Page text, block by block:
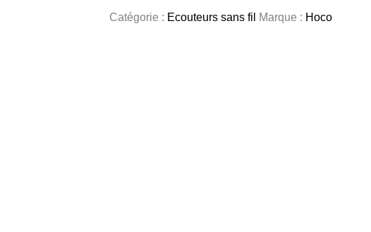
Catégorie : Ecouteurs sans fil Marque : Hoco